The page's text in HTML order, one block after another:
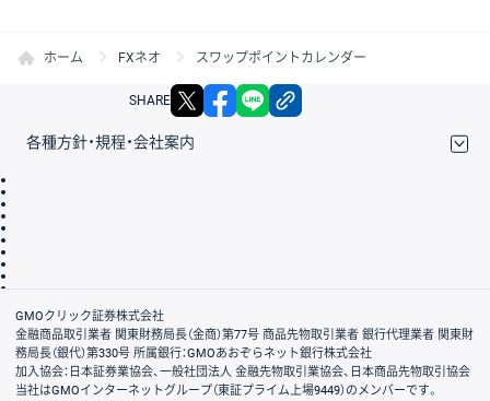
ホーム FXネオ スワップポイントカレンダー
SHARE X facebook
各種方針・規程・会社案内
会社案内
GMOクリック証券株式会社
金融商品取引業者 関東財務局長（金商）第77号 商品先物取引業者 銀行代理業者 関東財
務局長（銀代）第330号 所属銀行：GMOあおぞらネット銀行株式会社
加入協会：日本証券業協会、一般社団法人 金融先物取引業協会、日本商品先物取引協会
当社はGMOインターネットグループ（東証プライム上場9449）のメンバーです。